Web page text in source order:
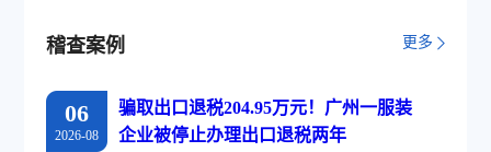
稽查案例 更多
06
2026-08
骗取出口退税204.95万元！广州一服装
企业被停止办理出口退税两年